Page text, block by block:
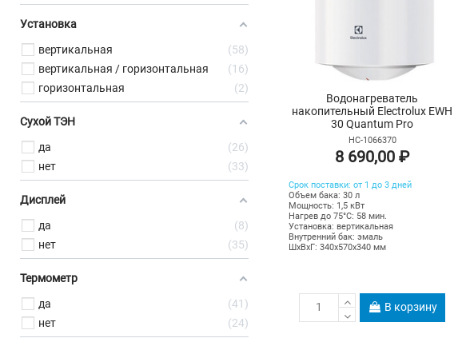
Водонагреватель
накопительный Electrolux EWH
30 Quantum Pro
НС-1066370
8 690,00 ₽
Срок поставки: от 1 до 3 дней
Объем бака: 30 л
Мощность: 1,5 кВт
Нагрев до 75°С: 58 мин.
Установка: вертикальная
Внутренний бак: эмаль
ШхВхГ: 340х570х340 мм
В корзину
Установка
вертикальная
58
вертикальная / горизонтальная
16
горизонтальная
2
Сухой ТЭН
да
26
нет
33
Дисплей
да
8
нет
35
Термометр
да
41
нет
24